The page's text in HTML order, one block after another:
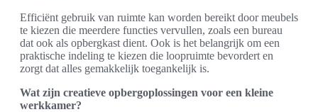
Efficiënt gebruik van ruimte kan worden bereikt door meubels
te kiezen die meerdere functies vervullen, zoals een bureau
dat ook als opbergkast dient. Ook is het belangrijk om een
praktische indeling te kiezen die loopruimte bevordert en
zorgt dat alles gemakkelijk toegankelijk is.
Wat zijn creatieve opbergoplossingen voor een kleine
werkkamer?